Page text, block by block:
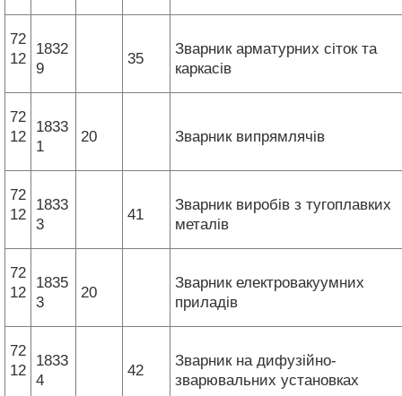
72
12
1832
9
35
Зварник арматурних сіток та
каркасів
72
12
1833
1
20 Зварник випрямлячів
72
12
1833
3
41
Зварник виробів з тугоплавких
металів
72
12
1835
3
20
Зварник електровакуумних
приладів
72
12
1833
4
42
Зварник на дифузійно-
зварювальних установках